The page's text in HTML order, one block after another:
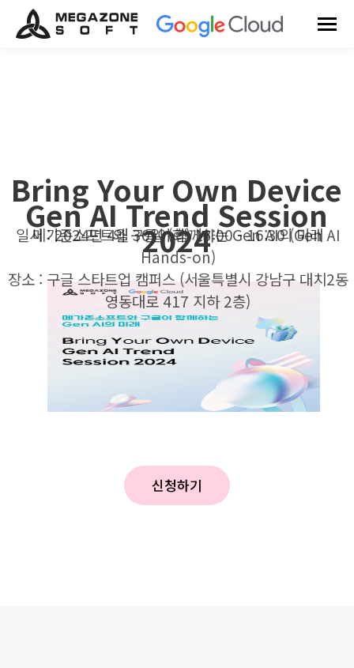
일시 : 2024년 4월 30일 (화) 13:00 - 16:30 (Gen AI
Hands-on)
장소 : 구글 스타트업 캠퍼스 (서울특별시 강남구 대치2동
영동대로 417 지하 2층)
Bring Your Own Device
Gen AI Trend Session
2024
신청하기
메가존소프트와 구글이 함께하는 Gen AI의 미래